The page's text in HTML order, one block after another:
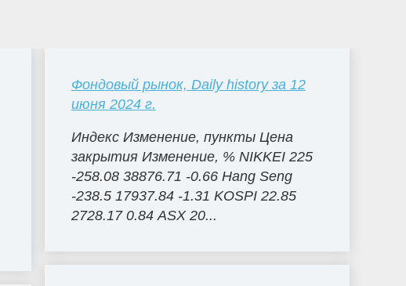
Фондовый рынок, Daily history за 12
июня 2024 г.
Индекс Изменение, пункты Цена
закрытия Изменение, % NIKKEI 225
-258.08 38876.71 -0.66 Hang Seng
-238.5 17937.84 -1.31 KOSPI 22.85
2728.17 0.84 ASX 20...